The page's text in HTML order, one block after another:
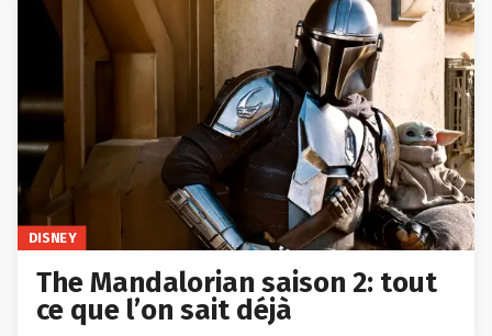
DISNEY
The Mandalorian saison 2: tout
ce que l’on sait déjà